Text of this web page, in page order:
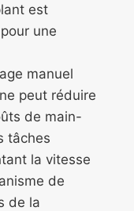
est
une
manuel
peut réduire
de main-
tâches
la vitesse
de
de la